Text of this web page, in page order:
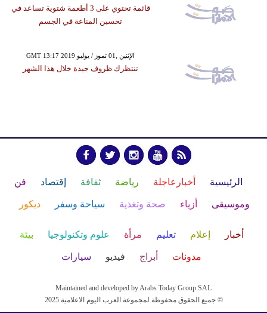
قائمة تحتوي على 3 أطعمة شتوية تساعد في
تحسين المناعة في الجسم
GMT 13:17 2019 الإثنين ,01 تموز / يوليو
تنتظرك ظروف جيدة خلال هذا الشهر
الرئيسية أخبارعاجلة رياضة ثقافة إقتصاد فن
وموسيقى أزياء صحة وتغذية سياحة وسفر ديكور
أخبار إعلام تعليم مرأة علوم وتكنولوجيا بيئة
مدونات أبراج فيديو سيارات
Maintained and developed by Arabs Today Group SAL
جميع الحقوق محفوظة لمجموعة العرب اليوم الاعلامية 2025 ©